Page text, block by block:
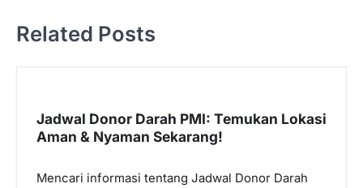
g
Related Posts
Jadwal Donor Darah PMI: Temukan Lokasi
Aman & Nyaman Sekarang!
Mencari informasi tentang Jadwal Donor Darah